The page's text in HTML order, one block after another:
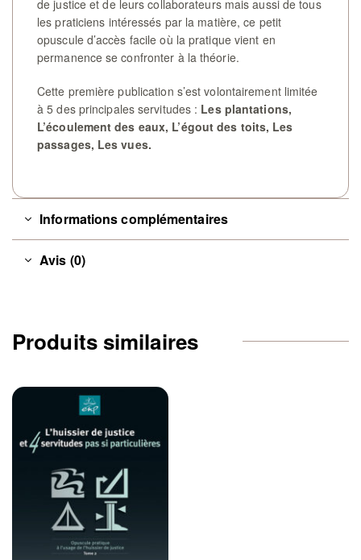
de justice et de leurs collaborateurs mais aussi de tous
les praticiens intéressés par la matière, ce petit
opuscule d’accès facile où la pratique vient en
permanence se confronter à la théorie.
Cette première publication s’est volontairement limitée
à 5des principales servitudes : Les plantations,
L’écoulement des eaux, L’égout des toits, Les
passages, Les vues.
Informations complémentaires
Avis (0)
Produits similaires